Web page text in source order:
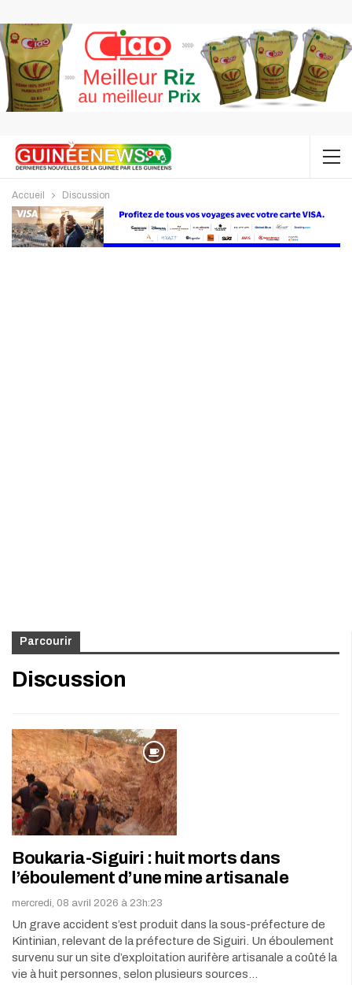
Accueil Discussion
Parcourir
Discussion
Boukaria-Siguiri : huit morts dans
l’éboulement d’une mine artisanale
mercredi, 08 avril 2026 à 23h:23
Un grave accident s’est produit dans la sous-préfecture de
Kintinian, relevant de la préfecture de Siguiri. Un éboulement
survenu sur un site d’exploitation aurifère artisanale a coûté la
vie à huit personnes, selon plusieurs sources…